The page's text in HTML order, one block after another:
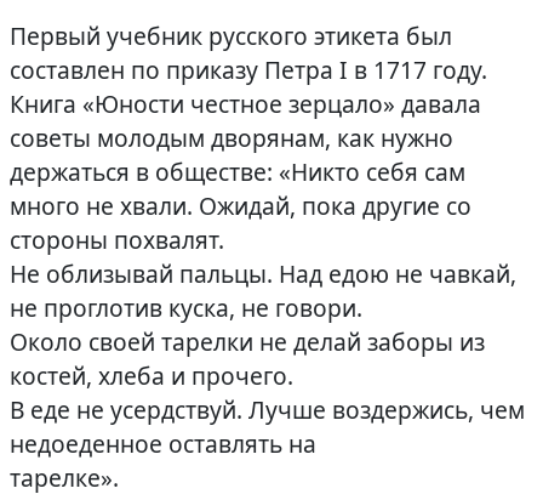
Первый учебник русского этикета был
составлен по приказу Петра I в 1717 году.
Книга «Юности честное зерцало» давала
советы молодым дворянам, как нужно
держаться в обществе: «Никто себя сам
много не хвали. Ожидай, пока другие со
стороны похвалят.
Не облизывай пальцы. Над едою не чавкай,
не проглотив куска, не говори.
Около своей тарелки не делай заборы из
костей, хлеба и прочего.
В еде не усердствуй. Лучше воздержись, чем
недоеденное оставлять на
тарелке».